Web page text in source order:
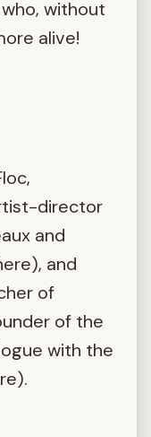
without
alive!
director
and
and
of
of the
with the